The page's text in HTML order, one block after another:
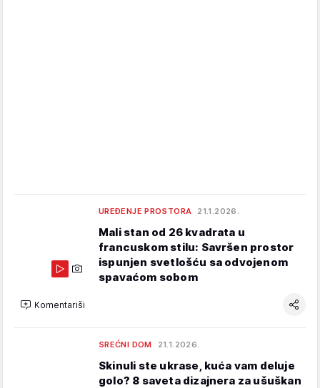
UREĐENJE PROSTORA 21.1.2026.
Mali stan od 26 kvadrata u
francuskom stilu: Savršen prostor
ispunjen svetlošću sa odvojenom
spavaćom sobom
Komentariši
SREĆNI DOM 21.1.2026.
Skinuli ste ukrase, kuća vam deluje
golo? 8 saveta dizajnera za ušuškan